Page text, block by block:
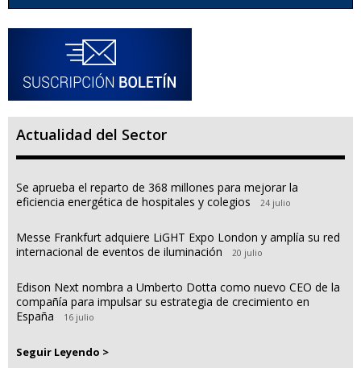
Actualidad del Sector
Se aprueba el reparto de 368 millones para mejorar la
eficiencia energética de hospitales y colegios
24 julio
Messe Frankfurt adquiere LiGHT Expo London y amplía su red
internacional de eventos de iluminación
20 julio
Edison Next nombra a Umberto Dotta como nuevo CEO de la
compañía para impulsar su estrategia de crecimiento en
España
16 julio
Seguir Leyendo >